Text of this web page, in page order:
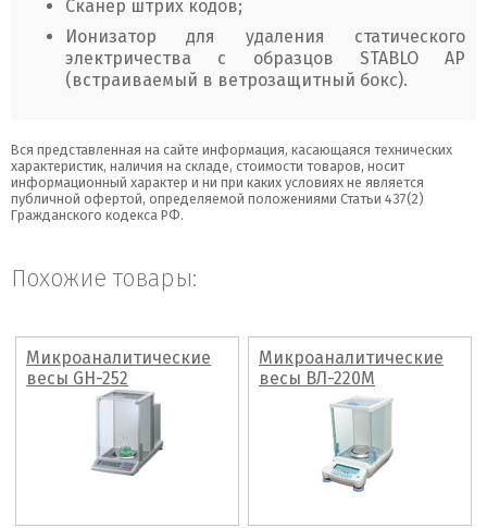
Сканер штрих кодов;
Ионизатор для удаления статического
электричества с образцов STABLO AP
(встраиваемый в ветрозащитный бокс).
Вся представленная на сайте информация, касающаяся технических
характеристик, наличия на складе, стоимости товаров, носит
информационный характер и ни при каких условиях не является
публичной офертой, определяемой положениями Статьи 437(2)
Гражданского кодекса РФ.
Похожие товары:
Микроаналитические
весы GH-252
Микроаналитические
весы ВЛ-220М